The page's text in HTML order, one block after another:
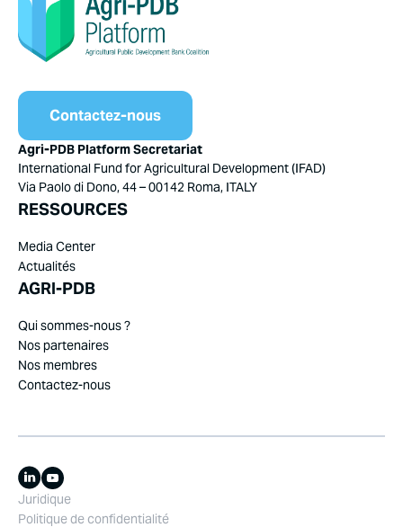
Contactez-nous
Agri-PDB Platform Secretariat
International Fund for Agricultural Development (IFAD)
Via Paolo di Dono, 44 – 00142 Roma, ITALY
RESSOURCES
Media Center
Actualités
AGRI-PDB
Qui sommes-nous ?
Nos partenaires
Nos membres
Contactez-nous
Juridique
Politique de confidentialité